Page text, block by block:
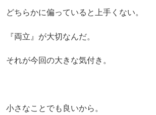
どちらかに偏っていると上手くない。
『両立』が大切なんだ。
それが今回の大きな気付き。
小さなことでも良いから。